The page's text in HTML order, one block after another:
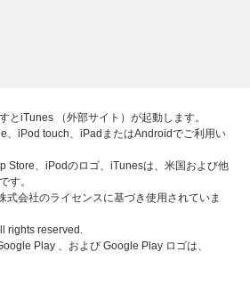
とiTunes （外部サイト）が起動します。
、iPod touch、iPadまたはAndroidでご利用い
Store、iPodのロゴ、iTunesは、米国および他
す。
式会社のライセンスに基づき使用されていま
rights reserved.
Play 、および Google Play ロゴは、